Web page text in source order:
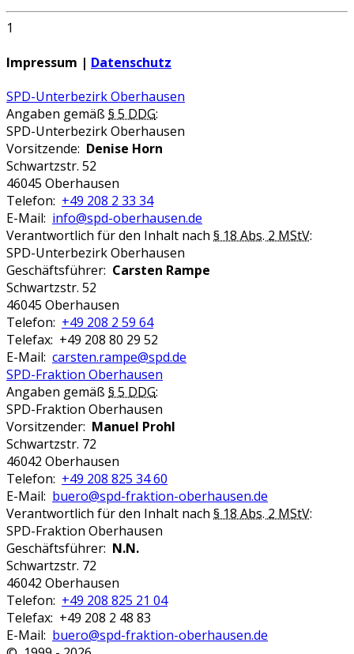
1
Impressum | Datenschutz
SPD-Unterbezirk Oberhausen
Angaben gemäß § 5 DDG:
SPD-Unterbezirk Oberhausen
Vorsitzende: Denise Horn
Schwartzstr. 52
46045 Oberhausen
Telefon: +49 208 2 33 34
E-Mail: info@spd-oberhausen.de
Verantwortlich für den Inhalt nach § 18 Abs. 2 MStV:
SPD-Unterbezirk Oberhausen
Geschäftsführer: Carsten Rampe
Schwartzstr. 52
46045 Oberhausen
Telefon: +49 208 2 59 64
Telefax: +49 208 80 29 52
E-Mail: carsten.rampe@spd.de
SPD-Fraktion Oberhausen
Angaben gemäß § 5 DDG:
SPD-Fraktion Oberhausen
Vorsitzender: Manuel Prohl
Schwartzstr. 72
46042 Oberhausen
Telefon: +49 208 825 34 60
E-Mail: buero@spd-fraktion-oberhausen.de
Verantwortlich für den Inhalt nach § 18 Abs. 2 MStV:
SPD-Fraktion Oberhausen
Geschäftsführer: N.N.
Schwartzstr. 72
46042 Oberhausen
Telefon: +49 208 825 21 04
Telefax: +49 208 2 48 83
E-Mail: buero@spd-fraktion-oberhausen.de